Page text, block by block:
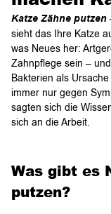
Katze Zähne putzen
sieht das Ihre Katze
was Neues her:
Zahnpflege sein –
Bakterien als
immer nur gegen
sagten sich die
sich an die Arbeit.
Was gibt es
putzen?